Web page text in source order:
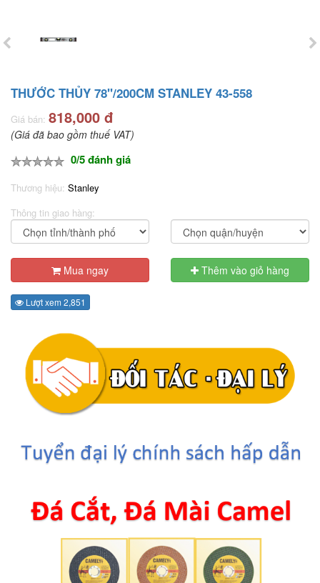
THƯỚC THỦY 78"/200CM STANLEY 43-558
Giá bán: 818,000 đ
(Giá đã bao gồm thuế VAT)
0/5 đánh giá
Thương hiệu: Stanley
Thông tin giao hàng:
Mua ngay Thêm vào giỏ hàng
Lượt xem 2,851